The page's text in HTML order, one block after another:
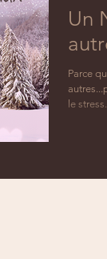
Un
Parce
le